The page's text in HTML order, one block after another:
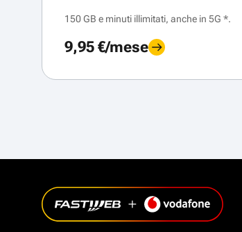
150 GB e minuti illimitati, anche in 5G *.
9,95 €/mese